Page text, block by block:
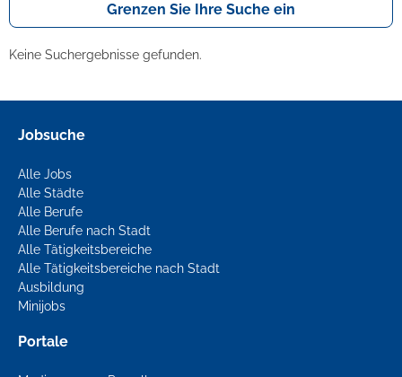
Grenzen Sie Ihre Suche ein
Keine Suchergebnisse gefunden.
Jobsuche
Alle Jobs
Alle Städte
Alle Berufe
Alle Berufe nach Stadt
Alle Tätigkeitsbereiche
Alle Tätigkeitsbereiche nach Stadt
Ausbildung
Minijobs
Portale